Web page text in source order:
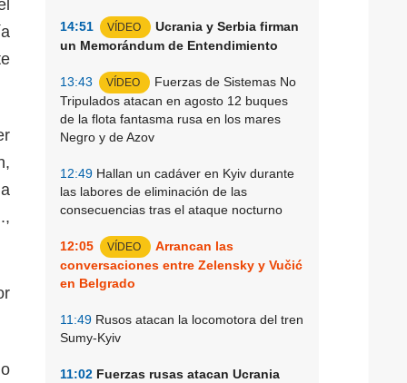
14:51 VÍDEO
Ucrania y Serbia firman
un Memorándum de Entendimiento
13:43 VÍDEO
Fuerzas de Sistemas No
Tripulados atacan en agosto 12 buques
de la flota fantasma rusa en los mares
Negro y de Azov
12:49 Hallan un cadáver en Kyiv durante
las labores de eliminación de las
consecuencias tras el ataque nocturno
12:05 VÍDEO
Arrancan las
conversaciones entre Zelensky y Vučić
en Belgrado
11:49 Rusos atacan la locomotora del tren
Sumy-Kyiv
11:02 Fuerzas rusas atacan Ucrania